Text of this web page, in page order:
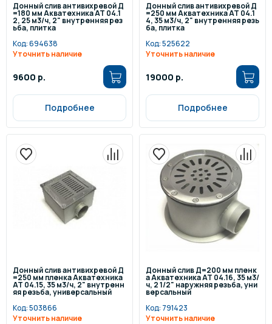
Донный слив антивихревой Д
=180 мм Акватехника АТ 04.1
2, 25 м3/ч, 2" внутренняя рез
ьба, плитка
Код:694638
Уточнить наличие
9600 р.
Подробнее
Донный слив антивихревой Д
=250 мм Акватехника АТ 04.1
4, 35 м3/ч, 2" внутренняя резь
ба, плитка
Код:525622
Уточнить наличие
19000 р.
Подробнее
Донный слив антивихревой Д
=250 мм пленка Акватехника
АТ 04.15, 35 м3/ч, 2" внутренн
яя резьба, универсальный
Код:503866
Уточнить наличие
Донный слив Д=200 мм пленк
а Акватехника АТ 04.16, 35 м3/
ч, 2 1/2" наружняя резьба, уни
версальный
Код: 791423
Уточнить наличие